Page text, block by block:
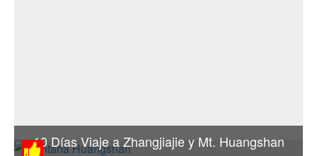
10 Días Viaje a Zhangjiajie y Mt. Huangshan